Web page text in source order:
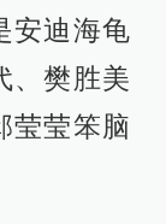
安迪海龟
、樊胜美
莹莹笨脑